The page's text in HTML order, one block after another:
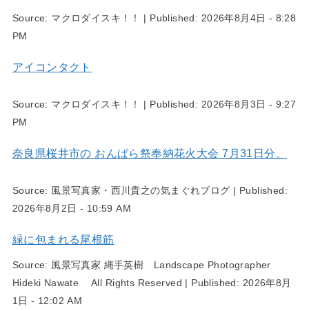
Source: マクロダイスキ！！ | Published: 2026年8月4日 - 8:28
PM
アイコンタクト
Source: マクロダイスキ！！ | Published: 2026年8月3日 - 9:27
PM
奈良県桜井市の おんぱら祭奉納花火大会 7月31日分。
Source: 風景写真家・西川貴之の気まぐれブログ | Published:
2026年8月2日 - 10:59 AM
緑に包まれる尾根筋
Source: 風景写真家 縄手英樹 Landscape Photographer
Hideki Nawate All Rights Reserved | Published: 2026年8月
1日 - 12:02 AM